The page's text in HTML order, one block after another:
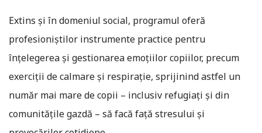
Extins și în domeniul social, programul oferă
profesioniștilor instrumente practice pentru
înțelegerea și gestionarea emoțiilor copiilor, precum
exerciții de calmare și respirație, sprijinind astfel un
număr mai mare de copii – inclusiv refugiați și din
comunitățile gazdă – să facă față stresului și